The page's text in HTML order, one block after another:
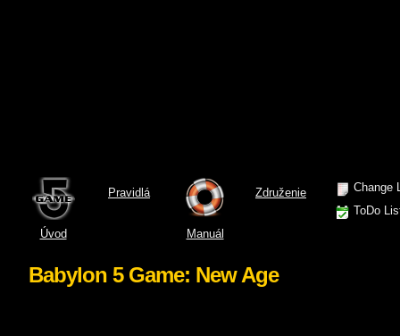
Úvod
Pravidlá
Manuál
Združenie
Change
ToDo
Babylon 5 Game: New Age